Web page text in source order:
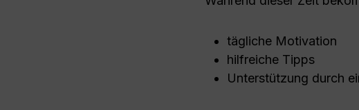
tägliche Motivation
hilfreiche Tipps
Unterstützung durch